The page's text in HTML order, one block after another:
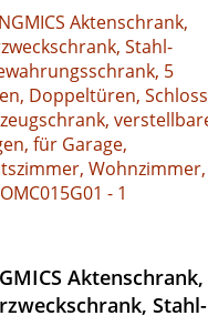
Aktenschrank,
Stahl-